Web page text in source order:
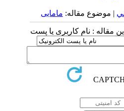
| موضوع مقاله:مامایی
مقاله : نام کاربری یا پست